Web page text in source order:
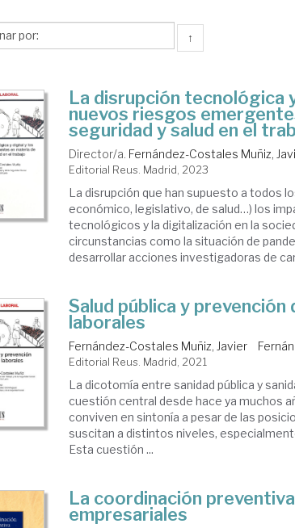
↑
La disrupción tecnológica
nuevos riesgos
seguridad y salud en el
Director/a. Fernández-Costales Muñiz,
Editorial Reus. Madrid, 2023
La disrupción que han supuesto a todos
económico, legislativo, de salud…) los
tecnológicos y la digitalización en la
circunstancias como la situación de
desarrollar acciones investigadoras de
Salud pública y prevención
laborales
Fernández-Costales Muñiz, Javier
Editorial Reus. Madrid, 2021
La dicotomía entre sanidad pública y
cuestión central desde hace ya muchos
conviven en sintonía a pesar de las
suscitan a distintos niveles,
Esta cuestión ...
La coordinación
empresariales